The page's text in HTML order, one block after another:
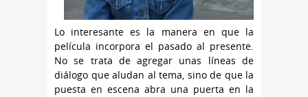
Lo interesante es la manera en que la
película incorpora el pasado al presente.
No se trata de agregar unas líneas de
diálogo que aludan al tema, sino de que la
puesta en escena abra una puerta en la